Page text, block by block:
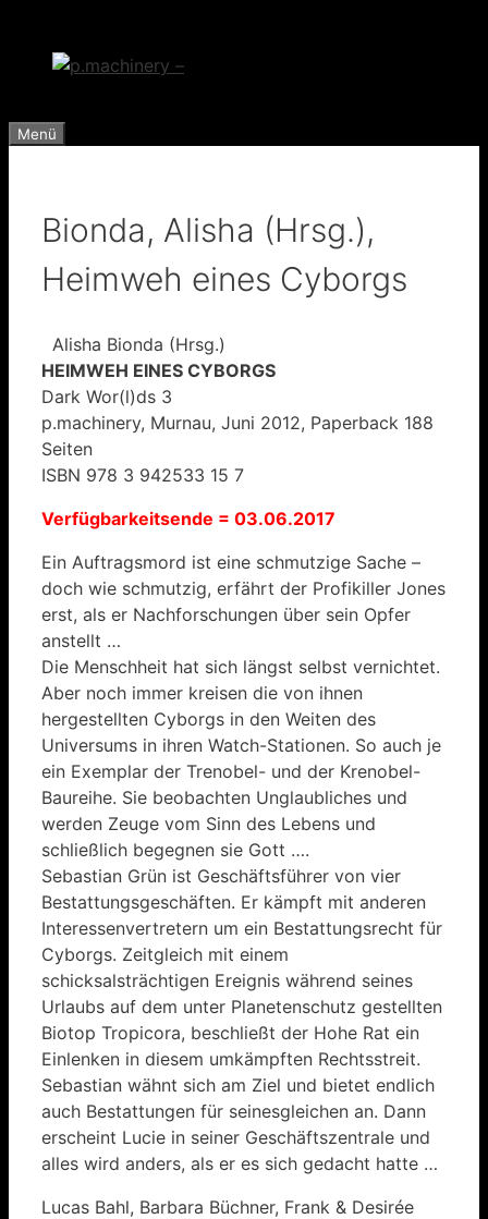
springen
Menü
Bionda, Alisha (Hrsg.),
Heimweh eines Cyborgs
Alisha Bionda (Hrsg.)
HEIMWEH EINES CYBORGS
Dark Wor(l)ds 3
p.machinery, Murnau, Juni 2012, Paperback 188
Seiten
ISBN 978 3 942533 15 7
Verfügbarkeitsende = 03.06.2017
Ein Auftragsmord ist eine schmutzige Sache –
doch wie schmutzig, erfährt der Profikiller Jones
erst, als er Nachforschungen über sein Opfer
anstellt …
Die Menschheit hat sich längst selbst vernichtet.
Aber noch immer kreisen die von ihnen
hergestellten Cyborgs in den Weiten des
Universums in ihren Watch-Stationen. So auch je
ein Exemplar der Trenobel- und der Krenobel-
Baureihe. Sie beobachten Unglaubliches und
werden Zeuge vom Sinn des Lebens und
schließlich begegnen sie Gott ….
Sebastian Grün ist Geschäftsführer von vier
Bestattungsgeschäften. Er kämpft mit anderen
Interessenvertretern um ein Bestattungsrecht für
Cyborgs. Zeitgleich mit einem
schicksalsträchtigen Ereignis während seines
Urlaubs auf dem unter Planetenschutz gestellten
Biotop Tropicora, beschließt der Hohe Rat ein
Einlenken in diesem umkämpften Rechtsstreit.
Sebastian wähnt sich am Ziel und bietet endlich
auch Bestattungen für seinesgleichen an. Dann
erscheint Lucie in seiner Geschäftszentrale und
alles wird anders, als er es sich gedacht hatte …
Lucas Bahl, Barbara Büchner, Frank & Desirée